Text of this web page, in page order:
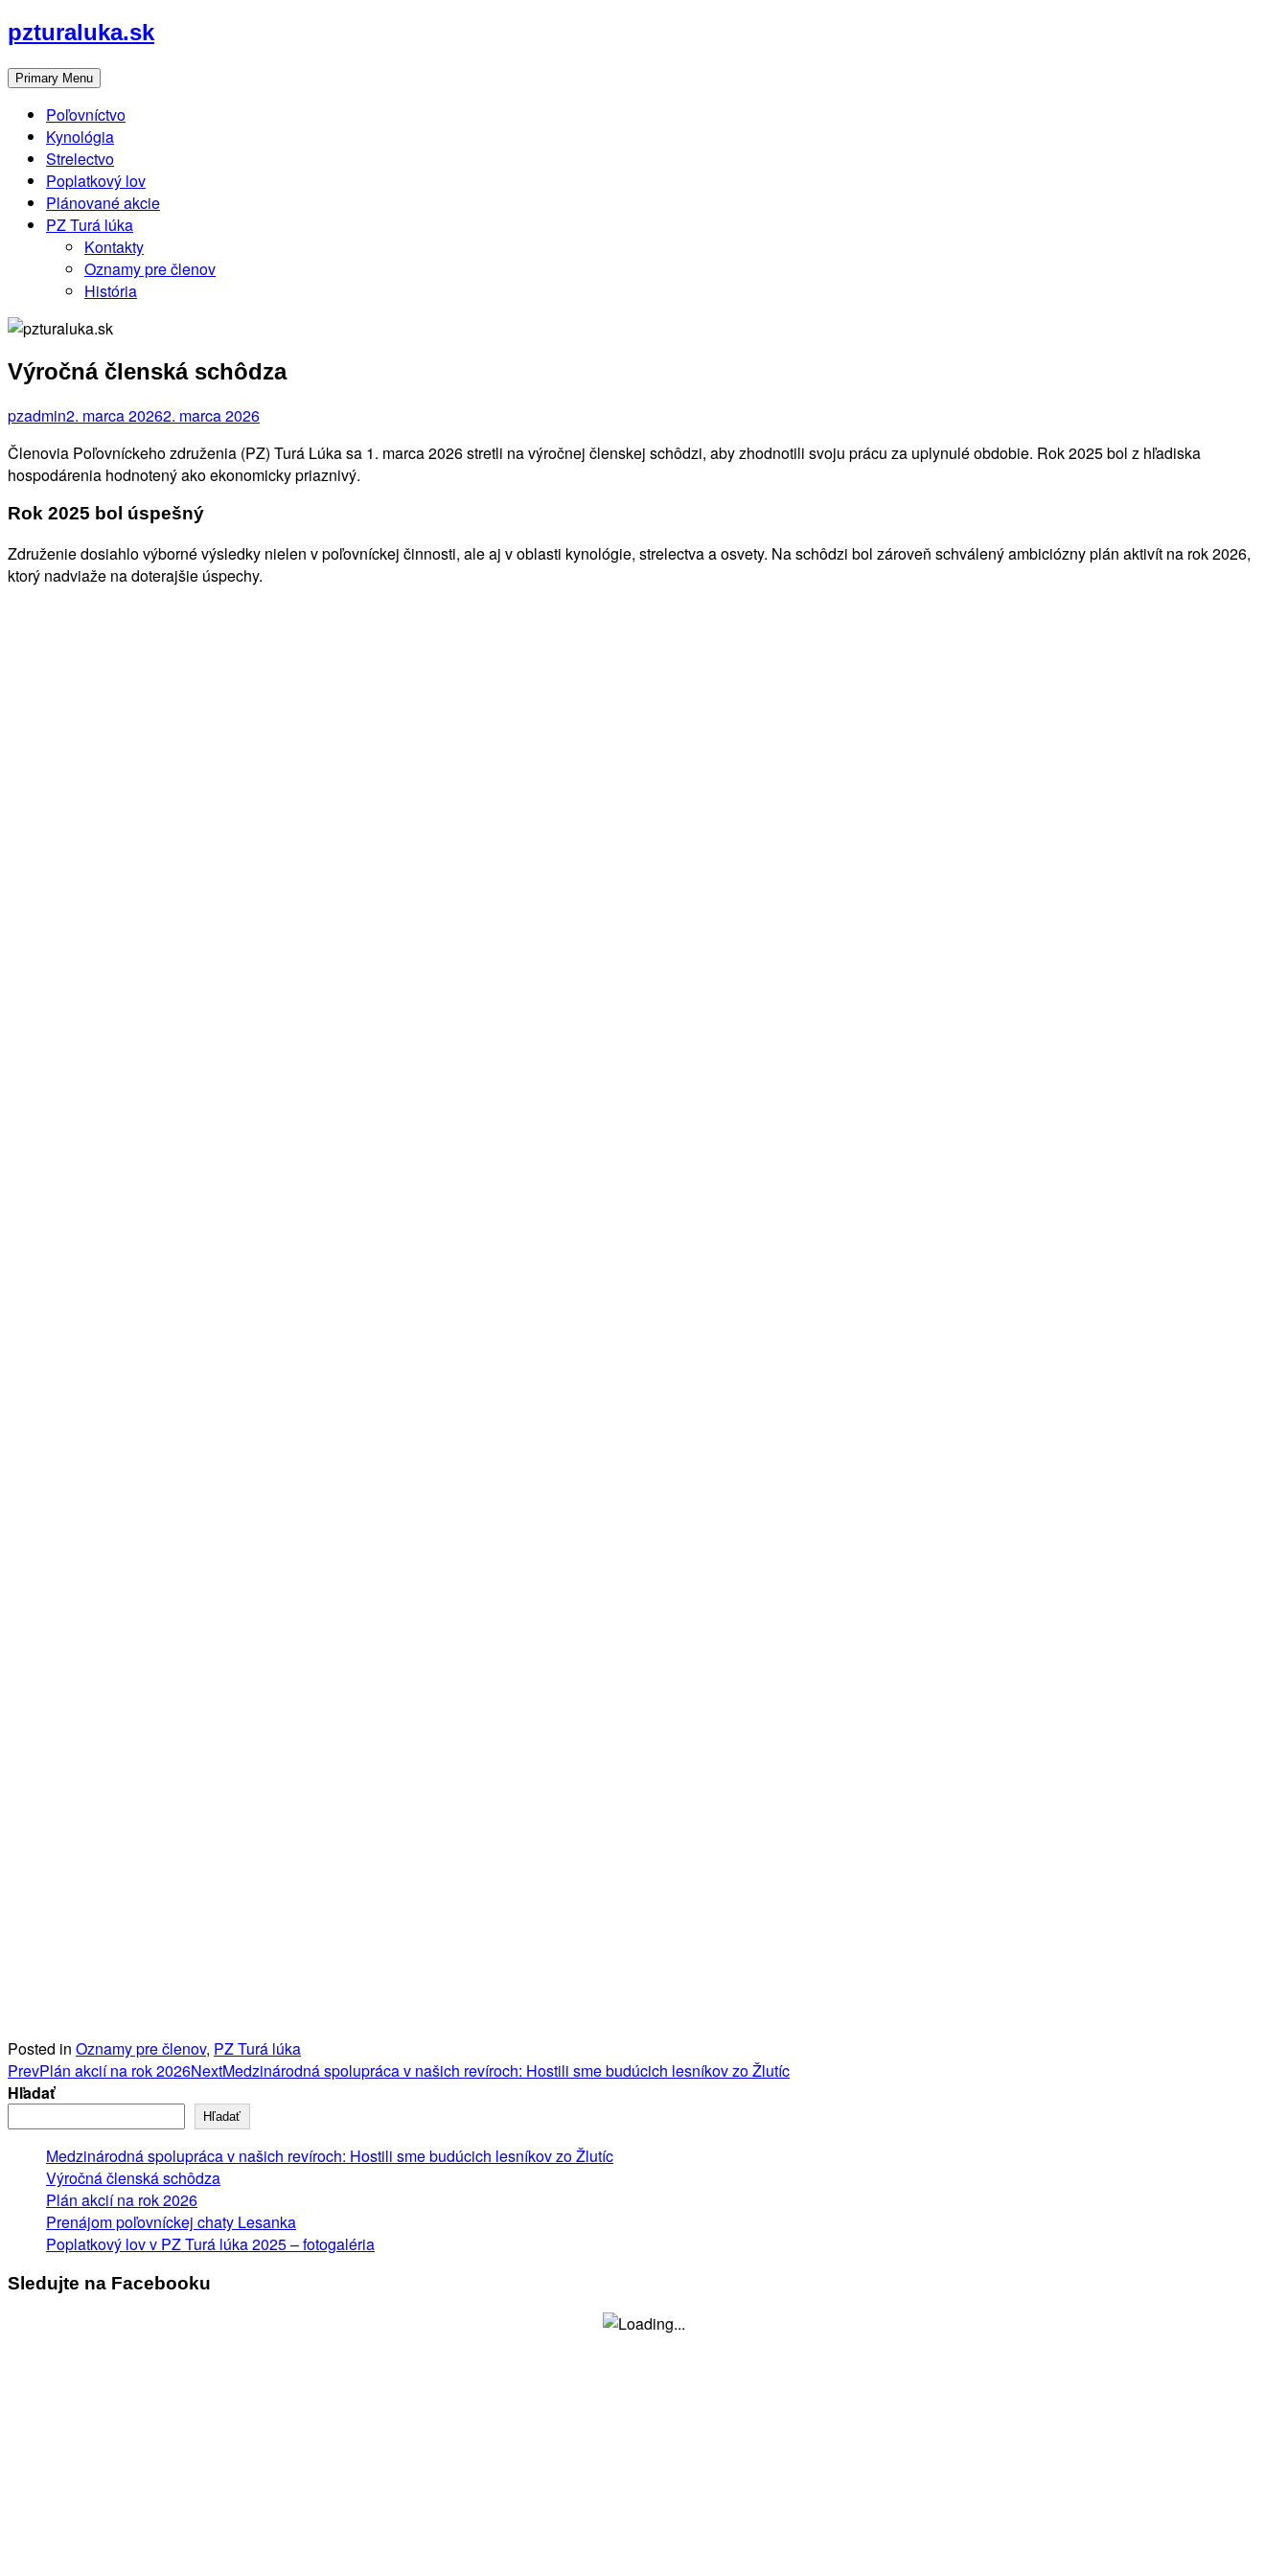
Skip
to
content
pzturaluka.sk
Primary Menu
Poľovníctvo
Kynológia
Strelectvo
Poplatkový lov
Plánované akcie
PZ Turá lúka
Kontakty
Oznamy pre členov
História
Výročná členská schôdza
pzadmin2. marca 20262. marca 2026
Členovia Poľovníckeho združenia (PZ) Turá Lúka sa 1. marca 2026 stretli na výročnej členskej schôdzi, aby zhodnotili svoju prácu za uplynulé obdobie. Rok 2025 bol z hľadiska
hospodárenia hodnotený ako ekonomicky priaznivý.
Rok 2025 bol úspešný
Združenie dosiahlo výborné výsledky nielen v poľovníckej činnosti, ale aj v oblasti kynológie, strelectva a osvety. Na schôdzi bol zároveň schválený ambiciózny plán aktivít na rok 2026,
ktorý nadviaže na doterajšie úspechy.
Posted in Oznamy pre členov, PZ Turá lúka
Post
navigation
PrevPlán akcií na rok 2026NextMedzinárodná spolupráca v našich revíroch: Hostili sme budúcich lesníkov zo Žlutíc
Hľadať
Hľadať
Medzinárodná spolupráca v našich revíroch: Hostili sme budúcich lesníkov zo Žlutíc
Výročná členská schôdza
Plán akcií na rok 2026
Prenájom poľovníckej chaty Lesanka
Poplatkový lov v PZ Turá lúka 2025 – fotogaléria
Sledujte na Facebooku